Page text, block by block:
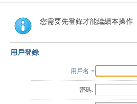
您需要先登錄才能繼續本操作
用戶登錄
用戶名
密碼: